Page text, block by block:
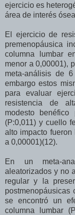
ejercicio es
área de interés
El ejercicio de
premenopáusica
columna lumbar
menor a 0,00001),
meta-análisis de
embargo estos
para evaluar
resistencia de
modesto
(P:0,011) y cuello
alto impacto
a 0,00001)(12).
En un meta-
aleatorizados y no
regular y la
se encontró un
columna lumbar